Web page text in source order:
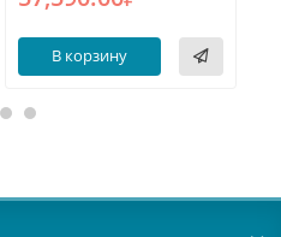
В корзину